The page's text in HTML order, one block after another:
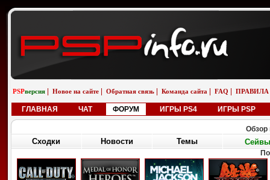
PSPверсия Новое на сайте Обратная связь Команда сайта FAQ ПРАВИЛА
ГЛАВНАЯ ЧАТ ФОРУМ ИГРЫ PS4 ИГРЫ PSP
Обзор
Сходки Новости Темы Сейвы